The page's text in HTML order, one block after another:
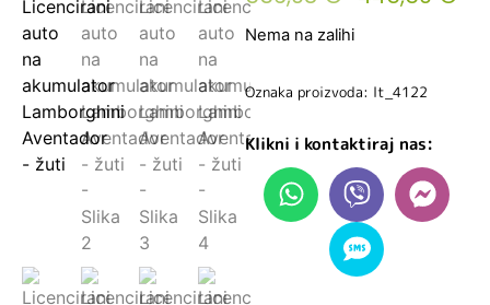
Nema na zalihi
Oznaka proizvoda: lt_4122
Klikni i kontaktiraj nas: